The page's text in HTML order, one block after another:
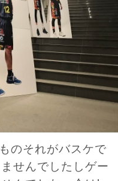
のそれがバスケで
せんでしたしゲー